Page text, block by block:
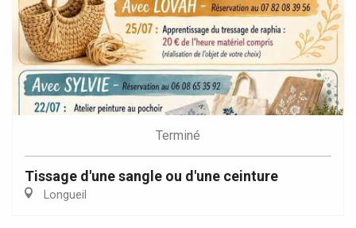
Terminé
Tissage d'une sangle ou d'une ceinture
Longueil